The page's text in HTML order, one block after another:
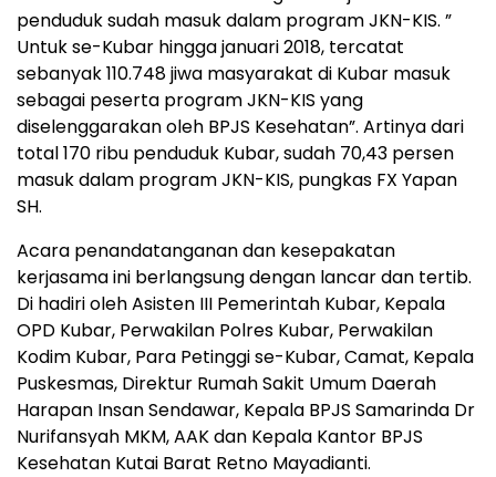
penduduk sudah masuk dalam program JKN-KIS. ”
Untuk se-Kubar hingga januari 2018, tercatat
sebanyak 110.748 jiwa masyarakat di Kubar masuk
sebagai peserta program JKN-KIS yang
diselenggarakan oleh BPJS Kesehatan”. Artinya dari
total 170 ribu penduduk Kubar, sudah 70,43 persen
masuk dalam program JKN-KIS, pungkas FX Yapan
SH.
Acara penandatanganan dan kesepakatan
kerjasama ini berlangsung dengan lancar dan tertib.
Di hadiri oleh Asisten III Pemerintah Kubar, Kepala
OPD Kubar, Perwakilan Polres Kubar, Perwakilan
Kodim Kubar, Para Petinggi se-Kubar, Camat, Kepala
Puskesmas, Direktur Rumah Sakit Umum Daerah
Harapan Insan Sendawar, Kepala BPJS Samarinda Dr
Nurifansyah MKM, AAK dan Kepala Kantor BPJS
Kesehatan Kutai Barat Retno Mayadianti.